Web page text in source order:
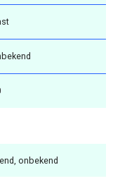
onbekend